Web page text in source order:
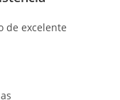
de excelente